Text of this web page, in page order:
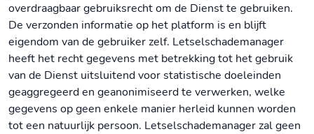
overdraagbaar gebruiksrecht om de Dienst te gebruiken.
De verzonden informatie op het platform is en blijft
eigendom van de gebruiker zelf. Letselschademanager
heeft het recht gegevens met betrekking tot het gebruik
van de Dienst uitsluitend voor statistische doeleinden
geaggregeerd en geanonimiseerd te verwerken, welke
gegevens op geen enkele manier herleid kunnen worden
tot een natuurlijk persoon. Letselschademanager zal geen